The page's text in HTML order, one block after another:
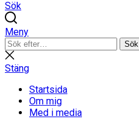
Sök
Meny
Sök
efter:
Sök
Stäng
sökning
Stäng
Startsida
Om mig
Med i media